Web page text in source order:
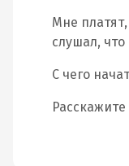
Мне платят,
слушал,
С чего